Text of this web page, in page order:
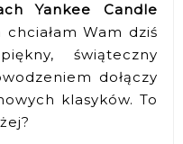
Yankee Candle
Wam dziś
świąteczny
dołączy
klasyków. To